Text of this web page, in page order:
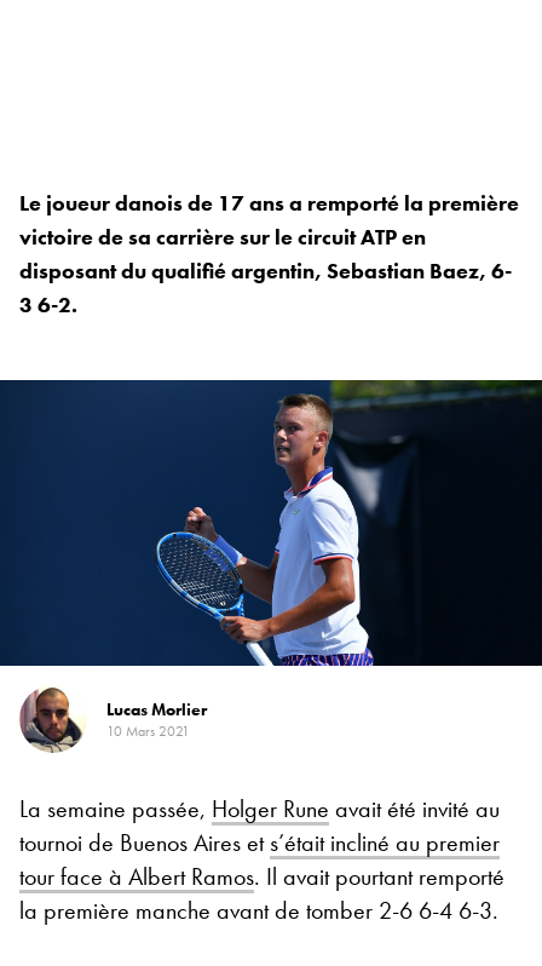
Le joueur danois de 17 ans a remporté la première
victoire de sa carrière sur le circuit ATP en
disposant du qualifié argentin, Sebastian Baez, 6-
3 6-2.
Lucas Morlier
10 Mars 2021
La semaine passée, Holger Rune avait été invité au
tournoi de Buenos Aires ets’était incliné au premier
tour face à Albert Ramos. Il avait pourtant remporté
la première manche avant de tomber 2-6 6-4 6-3.